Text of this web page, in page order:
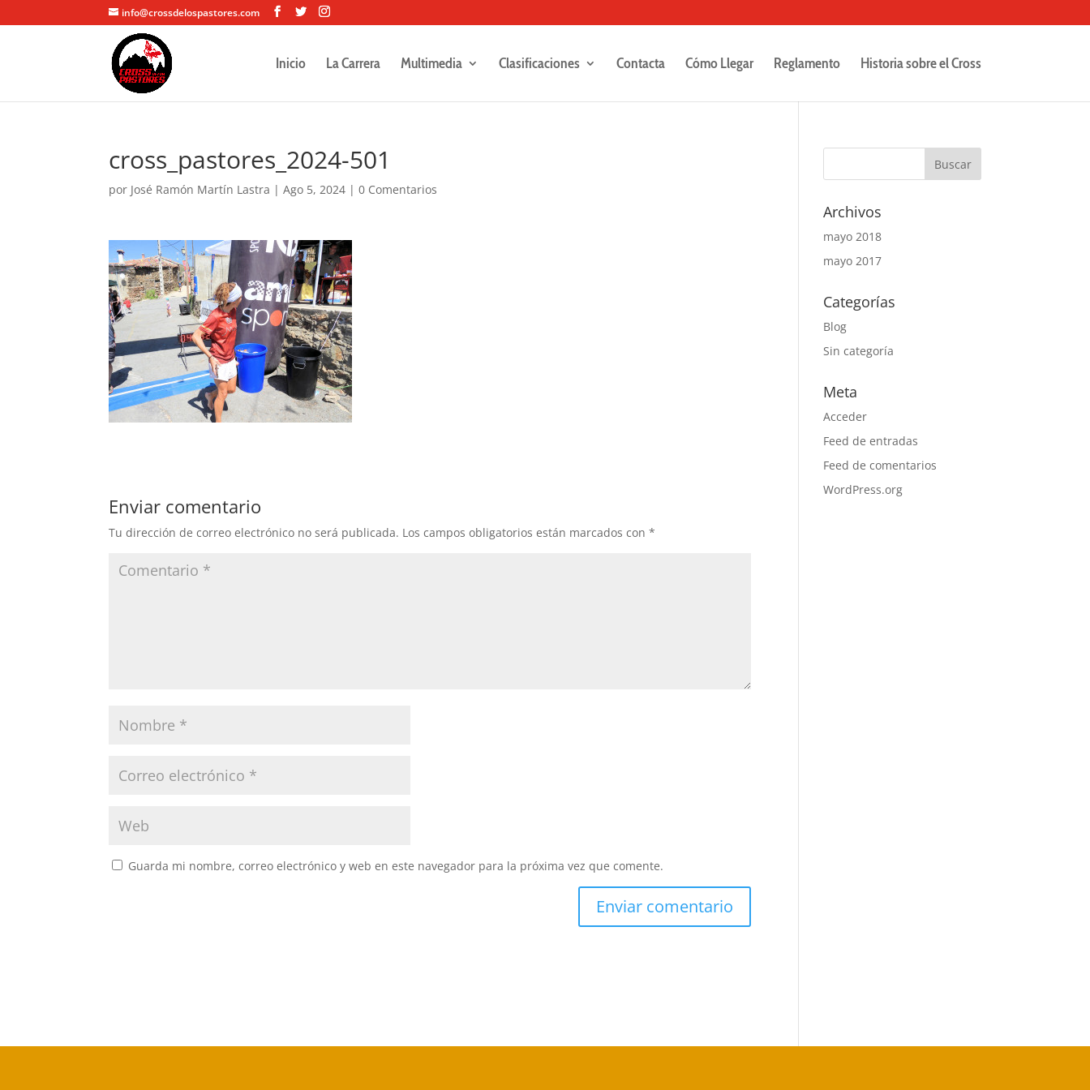
info@crossdelospastores.com
Inicio La Carrera Multimedia Clasificaciones Contacta Cómo Llegar Reglamento Historia sobre el Cross
cross_pastores_2024-501
por José Ramón Martín Lastra |Ago 5, 2024 |0 Comentarios
Enviar comentario
Tu dirección de correo electrónico no será publicada. Los campos obligatorios están marcados con*
Guarda mi nombre, correo electrónico y web en este navegador para la próxima vez que comente.
Archivos
mayo 2018
mayo 2017
Categorías
Blog
Sin categoría
Meta
Acceder
Feed de entradas
Feed de comentarios
WordPress.org